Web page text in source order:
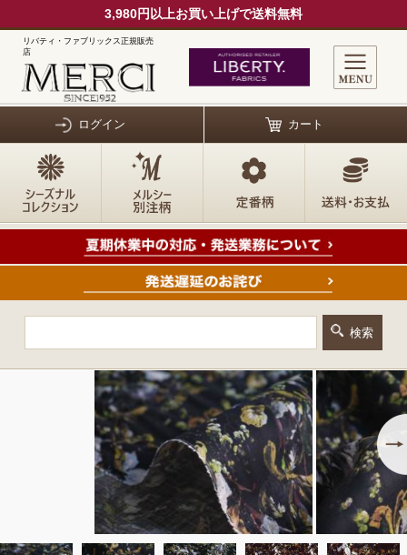
3,980円以上お買い上げで送料無料
リバティ・ファブリックス正規販売
店
ログイン カート